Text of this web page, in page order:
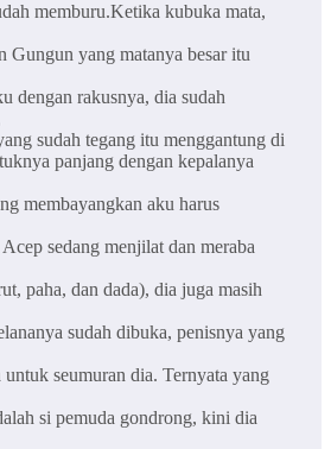
memburu.Ketika kubuka mata,
Gungun yang matanya besar itu
dengan rakusnya, dia sudah
sudah tegang itu menggantung di
panjang dengan kepalanya
membayangkan aku harus
sedang menjilat dan meraba
paha, dan dada), dia juga masih
sudah dibuka, penisnya yang
seumuran dia. Ternyata yang
si pemuda gondrong, kini dia